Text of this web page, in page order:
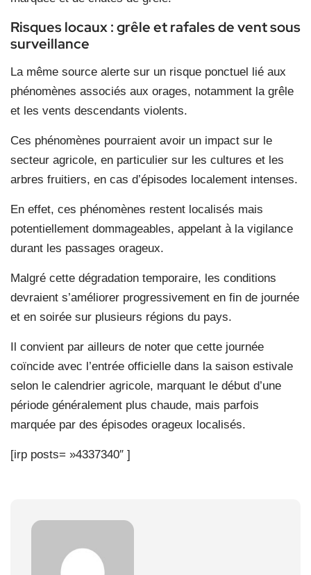
Risques locaux : grêle et rafales de vent sous
surveillance
La même source alerte sur un risque ponctuel lié aux
phénomènes associés aux orages, notamment la grêle
et les vents descendants violents.
Ces phénomènes pourraient avoir un impact sur le
secteur agricole, en particulier sur les cultures et les
arbres fruitiers, en cas d’épisodes localement intenses.
En effet, ces phénomènes restent localisés mais
potentiellement dommageables, appelant à la vigilance
durant les passages orageux.
Malgré cette dégradation temporaire, les conditions
devraient s’améliorer progressivement en fin de journée
et en soirée sur plusieurs régions du pays.
Il convient par ailleurs de noter que cette journée
coïncide avec l’entrée officielle dans la saison estivale
selon le calendrier agricole, marquant le début d’une
période généralement plus chaude, mais parfois
marquée par des épisodes orageux localisés.
[irp posts= »4337340″ ]